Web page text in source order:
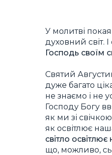
У молитві
духовний світ.
Господь своїм
Святий
дуже багато
не знаємо і не
Господу Богу
як ми зі
як освітлює
світло
що, можливо,